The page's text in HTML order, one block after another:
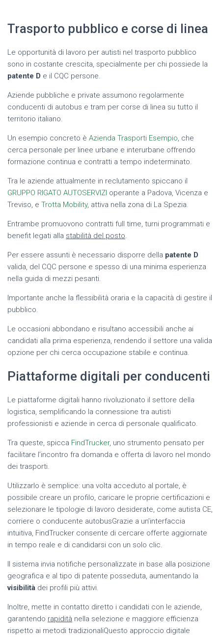
Trasporto pubblico e corse di linea
Le opportunità di lavoro per autisti nel trasporto pubblico
sono in costante crescita, specialmente per chi possiede la
patente D e il CQC persone.
Aziende pubbliche e private assumono regolarmente
conducenti di autobus e tram per corse di linea su tutto il
territorio italiano.
Un esempio concreto è Azienda Trasporti Esempio, che
cerca personale per linee urbane e interurbane offrendo
formazione continua e contratti a tempo indeterminato.
Tra le aziende attualmente in reclutamento spiccano il
GRUPPO RIGATO AUTOSERVIZI operante a Padova, Vicenza e
Treviso, e Trotta Mobility, attiva nella zona di La Spezia.
Entrambe promuovono contratti full time, turni programmati e
benefit legati alla stabilità del posto.
Per essere assunti è necessario disporre della patente D
valida, del CQC persone e spesso di una minima esperienza
nella guida di mezzi pesanti.
Importante anche la flessibilità oraria e la capacità di gestire il
pubblico.
Le occasioni abbondano e risultano accessibili anche ai
candidati alla prima esperienza, rendendo il settore una valida
opzione per chi cerca occupazione stabile e continua.
Piattaforme digitali per conducenti
Le piattaforme digitali hanno rivoluzionato il settore della
logistica, semplificando la connessione tra autisti
professionisti e aziende in cerca di personale qualificato.
Tra queste, spicca FindTrucker, uno strumento pensato per
facilitare l’incontro fra domanda e offerta di lavoro nel mondo
dei trasporti.
Utilizzarlo è semplice: una volta acceduto al portale, è
possibile creare un profilo, caricare le proprie certificazioni e
selezionare le tipologie di lavoro desiderate, come autista CE,
corriere o conducente autobusGrazie a un’interfaccia
intuitiva, FindTrucker consente di cercare offerte aggiornate
in tempo reale e di candidarsi con un solo clic.
Il sistema invia notifiche personalizzate in base alla posizione
geografica e al tipo di patente posseduta, aumentando la
visibilità dei profili più attivi.
Inoltre, mette in contatto diretto i candidati con le aziende,
garantendo rapidità nella selezione e maggiore efficienza
rispetto ai metodi tradizionaliQuesto approccio digitale